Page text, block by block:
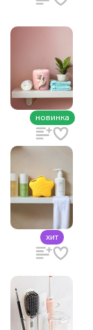
новинка
хит